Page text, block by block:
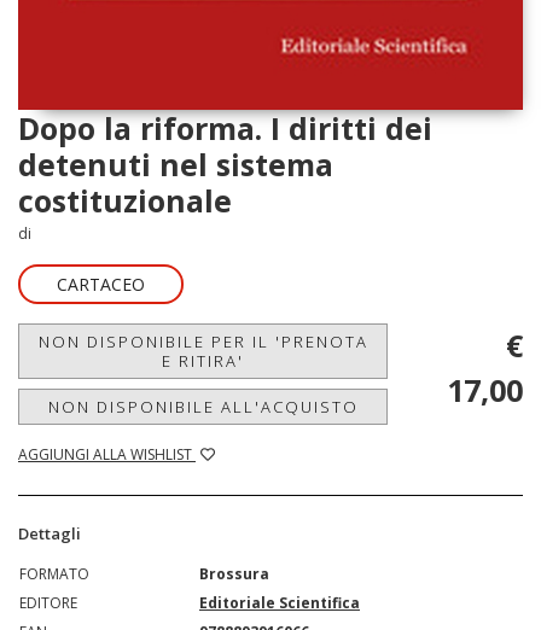
Dopo la riforma. I diritti dei
detenuti nel sistema
costituzionale
di
CARTACEO
NON DISPONIBILE PER IL 'PRENOTA
E RITIRA'
NON DISPONIBILE ALL'ACQUISTO
AGGIUNGI ALLA WISHLIST
€
17,00
Dettagli
FORMATO
Brossura
EDITORE
Editoriale Scientifica